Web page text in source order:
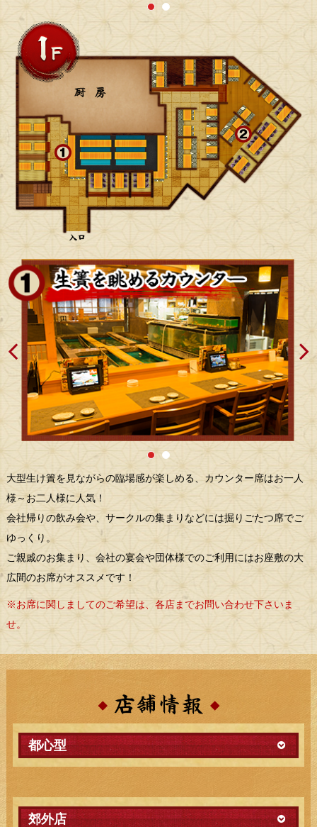
大型生け簀を見ながらの臨場感が楽しめる、カウンター席はお一人
様～お二人様に人気！
会社帰りの飲み会や、サークルの集まりなどには掘りごたつ席でご
ゆっくり。
ご親戚のお集まり、会社の宴会や団体様でのご利用にはお座敷の大
広間のお席がオススメです！
※お席に関しましてのご希望は、各店までお問い合わせ下さいま
せ。
都心型
郊外店